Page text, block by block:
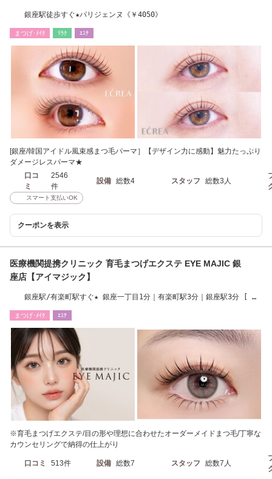
銀座駅徒歩すぐ★パリジェンヌ《￥4050》
まつげ･ﾒｲｸ ﾘﾗｸ ｴｽﾃ
[銀座/韓国アイドル風束感まつ毛パーマ］【デザイン力に感動】魅力たっぷり
ダメージレスパーマ★
口コ
ミ
2546
件
設備 総数4 スタッフ 総数3人
スマート支払いOK
クーポンを表示
医療機関提携クリニック 育毛まつげエクステ EYE MAJIC 銀
座店【アイマジック】
銀座駅/有楽町駅すぐ★ 銀座一丁目1分｜有楽町駅3分｜銀座駅3分 [ 並
まつげ･ﾒｲｸ ｴｽﾃ
※育毛まつげエクステ/目の形や理想に合わせたオーダーメイドまつ毛/丁寧な
カウンセリングで納得の仕上がり
口コミ 513件 設備 総数7 スタッフ 総数7人